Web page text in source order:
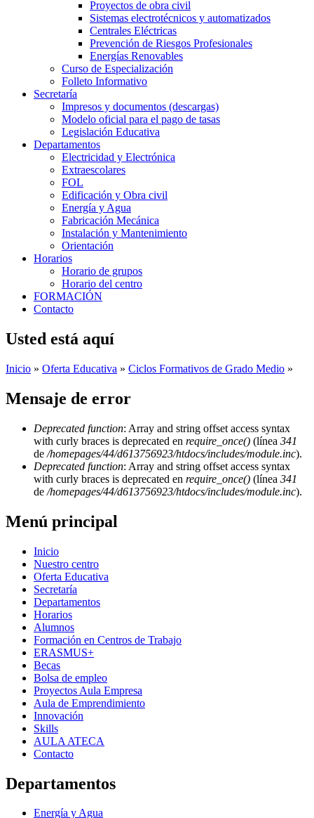
Proyectos de obra civil
Sistemas electrotécnicos y automatizados
Centrales Eléctricas
Prevención de Riesgos Profesionales
Energías Renovables
Curso de Especialización
Folleto Informativo
Secretaría
Impresos y documentos (descargas)
Modelo oficial para el pago de tasas
Legislación Educativa
Departamentos
Electricidad y Electrónica
Extraescolares
FOL
Edificación y Obra civil
Energía y Agua
Fabricación Mecánica
Instalación y Mantenimiento
Orientación
Horarios
Horario de grupos
Horario del centro
FORMACIÓN
Contacto
Usted está aquí
Inicio » Oferta Educativa » Ciclos Formativos de Grado Medio »
Mensaje de error
Deprecated function: Array and string offset access syntax
with curly braces is deprecated en require_once() (línea 341
de /homepages/44/d613756923/htdocs/includes/module.inc).
Deprecated function: Array and string offset access syntax
with curly braces is deprecated en require_once() (línea 341
de /homepages/44/d613756923/htdocs/includes/module.inc).
Menú principal
Inicio
Nuestro centro
Oferta Educativa
Secretaría
Departamentos
Horarios
Alumnos
Formación en Centros de Trabajo
ERASMUS+
Becas
Bolsa de empleo
Proyectos Aula Empresa
Aula de Emprendimiento
Innovación
Skills
AULA ATECA
Contacto
Departamentos
Energía y Agua